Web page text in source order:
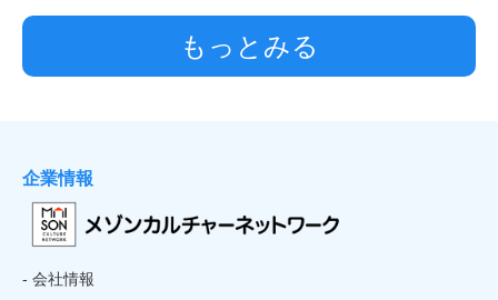
もっとみる
企業情報
- 会社情報